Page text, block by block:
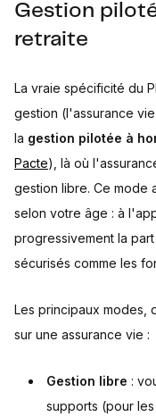
Gestion
retraite
La vraie spécificité du
gestion (l'assurance
la gestion pilotée à
Pacte), là où
gestion libre. Ce mode
selon votre âge : à
progressivement la
sécurisés comme les
Les principaux modes,
sur une assurance vie :
Gestion libre :
supports (pour